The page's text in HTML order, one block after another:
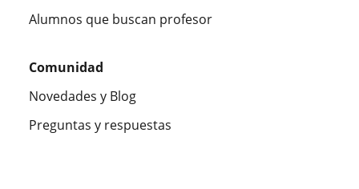
Alumnos que buscan profesor
Comunidad
Novedades y Blog
Preguntas y respuestas